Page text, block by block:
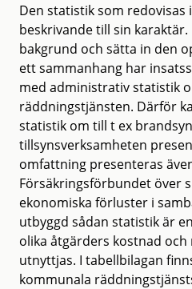
Den statistik som
beskrivande till sin
bakgrund och sätta in den
ett sammanhang har
med administrativ statistik
räddningstjänsten. Därför
statistik om till t ex
tillsynsverksamheten
omfattning presenteras
Försäkringsförbundet över
ekonomiska förluster i
utbyggd sådan statistik är
olika åtgärders kostnad och
utnyttjas. I tabellbilagan
kommunala